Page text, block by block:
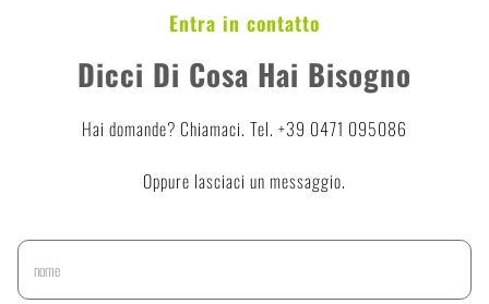
Entra in contatto
Dicci Di Cosa Hai Bisogno
Hai domande? Chiamaci. Tel. +39 0471 095086
Oppure lasciaci un messaggio.